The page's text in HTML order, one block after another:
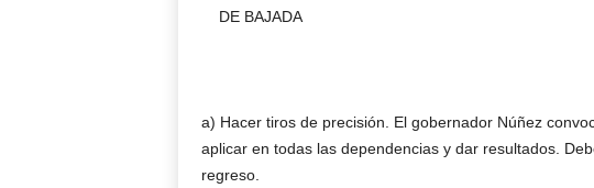
DE BAJADA
a) Hacer tiros de precisión. El gobernador Núñez
aplicar en todas las dependencias y dar resultados.
regreso.